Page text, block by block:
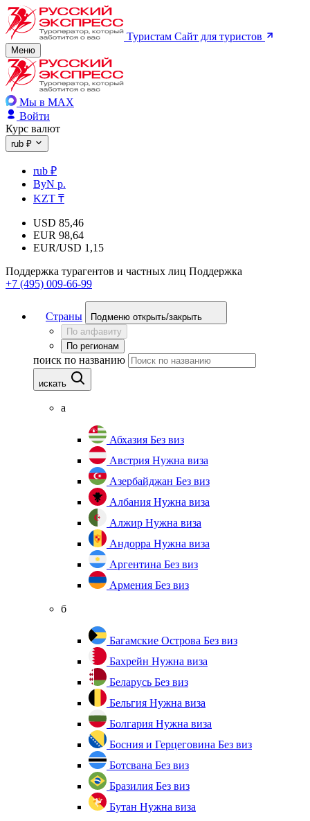
Туристам Сайт для туристов
Меню
Мы в MAX
Войти
Курс валют
rub ₽
rub ₽
ByN р.
KZT ₸
USD 85,46
EUR 98,64
EUR/USD 1,15
Поддержка турагентов и частных лиц Поддержка
+7 (495) 009-66-99
Страны
Подменю открыть/закрыть
По алфавиту
По регионам
поиск по названию
искать
а
Абхазия Без виз
Австрия Нужна виза
Азербайджан Без виз
Албания Нужна виза
Алжир Нужна виза
Андорра Нужна виза
Аргентина Без виз
Армения Без виз
б
Багамские Острова Без виз
Бахрейн Нужна виза
Беларусь Без виз
Бельгия Нужна виза
Болгария Нужна виза
Босния и Герцеговина Без виз
Ботсвана Без виз
Бразилия Без виз
Бутан Нужна виза